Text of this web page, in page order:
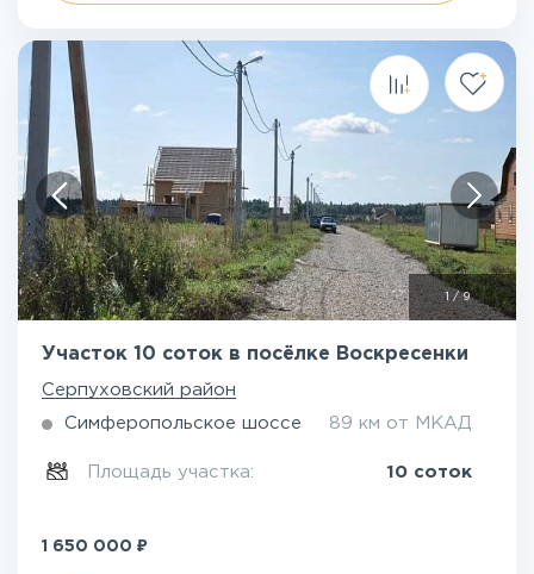
1 / 9
Участок 10 соток в посёлке Воскресенки
Серпуховский район
Симферопольское шоссе 89 км от МКАД
Площадь участка: 10 соток
1 650 000 ₽